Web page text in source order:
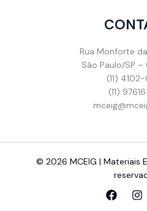
Rua Monforte
São Paulo/SP
(11)
(11)
© 2026 MCEIG | Materiais